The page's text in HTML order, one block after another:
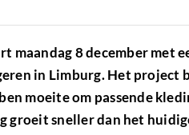
maandag 8 december met
in Limburg. Het project
moeite om passende
groeit sneller dan het